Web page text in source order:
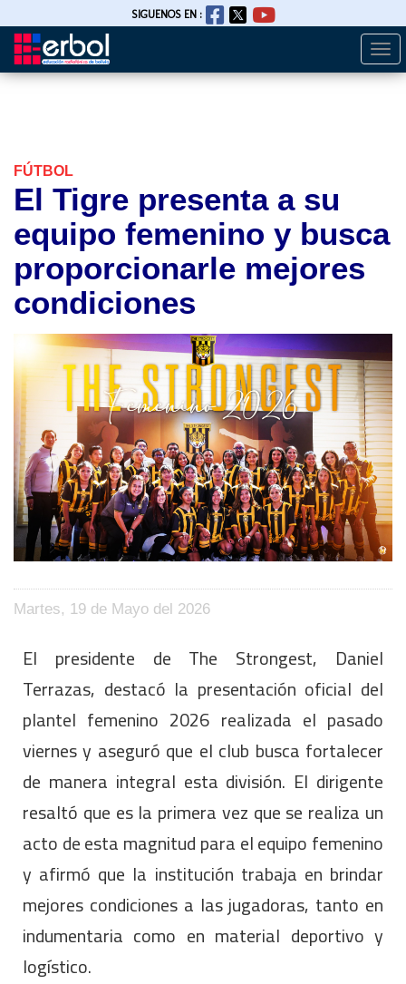
Pasar
SIGUENOS EN :
FÚTBOL
El Tigre presenta a su
equipo femenino y busca
proporcionarle mejores
condiciones
Martes, 19 de Mayo del 2026
El presidente de The Strongest, Daniel
Terrazas, destacó la presentación oficial del
plantel femenino 2026 realizada el pasado
viernes y aseguró que el club busca fortalecer
de manera integral esta división. El dirigente
resaltó que es la primera vez que se realiza un
acto de esta magnitud para el equipo femenino
y afirmó que la institución trabaja en brindar
mejores condiciones a las jugadoras, tanto en
indumentaria como en material deportivo y
logístico.